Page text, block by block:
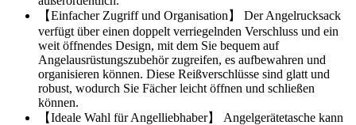
【Einfacher Zugriff und Organisation】 Der Angelrucksack
verfügt über einen doppelt verriegelnden Verschluss und ein
weit öffnendes Design, mit dem Sie bequem auf
Angelausrüstungszubehör zugreifen, es aufbewahren und
organisieren können. Diese Reißverschlüsse sind glatt und
robust, wodurch Sie Fächer leicht öffnen und schließen
können.
【Ideale Wahl für Angelliebhaber】 Angelgerätetasche kann